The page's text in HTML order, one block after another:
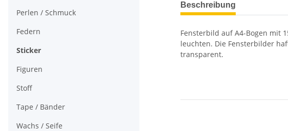
Beschreibung
Fensterbild auf A4-Bogen mit
leuchten. Die Fensterbilder
transparent.
Perlen / Schmuck
Federn
Sticker
Figuren
Stoff
Tape / Bänder
Wachs / Seife